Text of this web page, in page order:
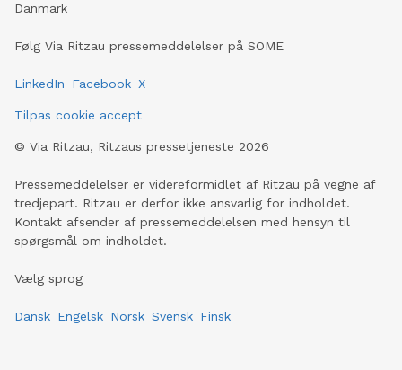
Danmark
Følg Via Ritzau pressemeddelelser på SOME
LinkedIn Facebook X
Tilpas cookie accept
© Via Ritzau, Ritzaus pressetjeneste 2026
Pressemeddelelser er videreformidlet af Ritzau på vegne af
tredjepart. Ritzau er derfor ikke ansvarlig for indholdet.
Kontakt afsender af pressemeddelelsen med hensyn til
spørgsmål om indholdet.
Vælg sprog
Dansk Engelsk Norsk Svensk Finsk